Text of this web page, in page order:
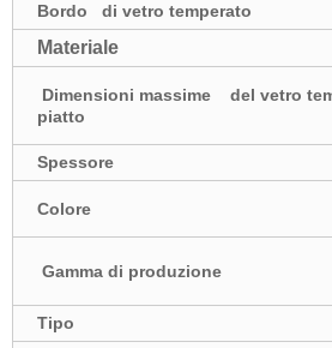
Bordo di vetro temperato
Materiale
Dimensioni massime del vetro
piatto
Spessore
Colore
Gamma di produzione
Tipo